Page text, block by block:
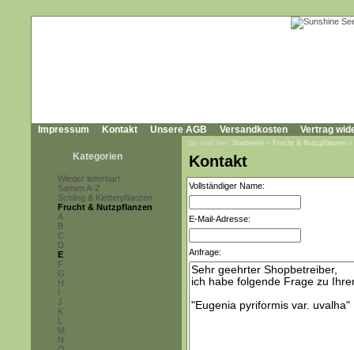
Impressum Kontakt Unsere AGB Versandkosten Vertrag
Kategorien
Wieder lieferbar!
Samen A-Z
Schling & Kletterpflanzen
Frucht & Nutzpflanzen
A
B
C
D
E
F
G
H
I
J
K
L
M
N
Sie sind hier: Startseite » Frucht & Nutzpflanzen
Kontakt
Vollständiger Name:
E-Mail-Adresse:
Anfrage: